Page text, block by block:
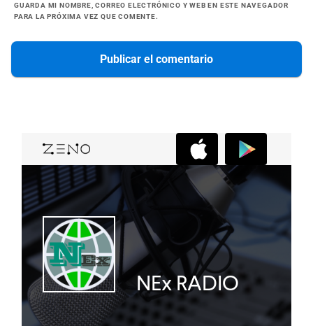
GUARDA MI NOMBRE, CORREO ELECTRÓNICO Y WEB EN ESTE NAVEGADOR
PARA LA PRÓXIMA VEZ QUE COMENTE.